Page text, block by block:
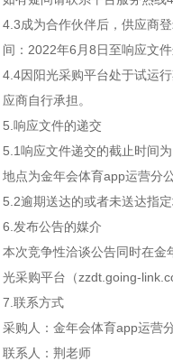
4.3成为合作伙伴后，供应商
间：2022年6月8日至响应文件
4.4因阳光采购平台处于试运
应商自行承担。
5.响应文件的递交
5.1响应文件递交的截止时间
地点为金年会体育app运营分
5.2逾期送达的或者未送达指
6.发布公告的媒介
本次竞争性洽谈公告同时在
光采购平台（zzdt.going-
7.联系方式
采购人：金年会体育app运营
联系人：荆老师